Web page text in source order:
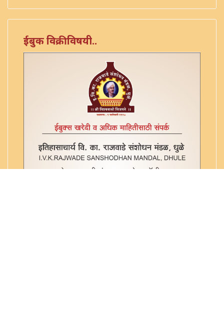
महात्म्य - मराठी
महात्म्य - संस्कृत
पत्रे - मोडी
पत्रे - फारसी - मराठी - मोडी
प्रयोग - संस्कृत
ईबुक विक्रीविषयी..